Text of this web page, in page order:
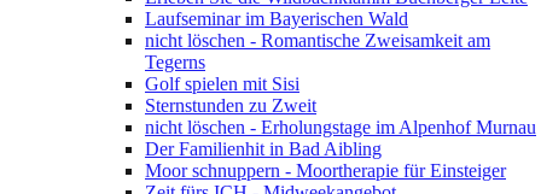
Laufseminar im Bayerischen Wald
nicht löschen - Romantische Zweisamkeit am
Tegerns
Golf spielen mit Sisi
Sternstunden zu Zweit
nicht löschen - Erholungstage im Alpenhof Murnau
Der Familienhit in Bad Aibling
Moor schnuppern - Moortherapie für Einsteiger